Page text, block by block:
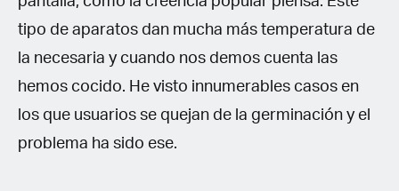
tipo de aparatos dan mucha más temperatura de
la necesaria y cuando nos demos cuenta las
hemos cocido. He visto innumerables casos en
los que usuarios se quejan de la germinación y el
problema ha sido ese.